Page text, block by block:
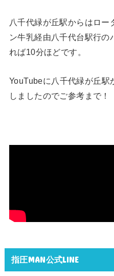
八千代緑が丘駅からはロー
ン牛乳経由八千代台駅行の
れば10分ほどです。
YouTubeに八千代緑が丘
しましたのでご参考まで！
指圧MAN公式LINE